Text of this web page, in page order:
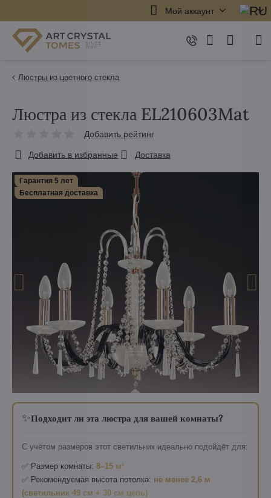
Мой аккаунт
Люстры из цветного стекла
Гарантия 5 лет
Бесплатная доставка
✨Подходит ли эта люстра для вашей комнаты?
С учётом размеров этот светильник идеально подойдёт для:
✅ Размер комнаты: 8–15 м²
✅ Рекомендуемая высота потолка: не менее 2,6 м
(светильник 49 см + 30 см цепь)
Люстра из стекла EL210603Mat
Добавить рейтинг
Добавить в избранные Доставка